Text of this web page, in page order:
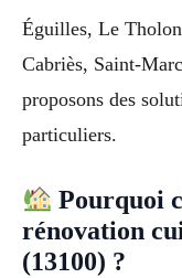
Éguilles, Le
Cabriès, Saint-
proposons des
particuliers.
Pourquoi
rénovation
(13100) ?